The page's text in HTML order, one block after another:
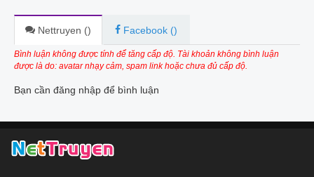
Nettruyen () Facebook ()
Bình luận không được tính để tăng cấp độ. Tài khoản không bình luận
được là do: avatar nhạy cảm, spam link hoặc chưa đủ cấp độ.
Bạn cần đăng nhập để bình luận